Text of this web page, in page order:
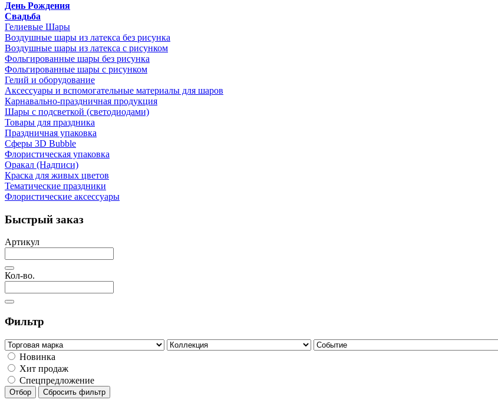
День Рождения
Свадьба
Гелиевые Шары
Воздушные шары из латекса без рисунка
Воздушные шары из латекса с рисунком
Фольгированные шары без рисунка
Фольгированные шары с рисунком
Гелий и оборудование
Аксессуары и вспомогательные материалы для шаров
Карнавально-праздничная продукция
Шары с подсветкой (светодиодами)
Товары для праздника
Праздничная упаковка
Сферы 3D Bubble
Флористическая упаковка
Оракал (Надписи)
Краска для живых цветов
Тематические праздники
Флористические аксессуары
Быстрый заказ
Артикул
Кол-во.
Фильтр
Новинка
Хит продаж
Спецпредложение
Отбор Сбросить фильтр